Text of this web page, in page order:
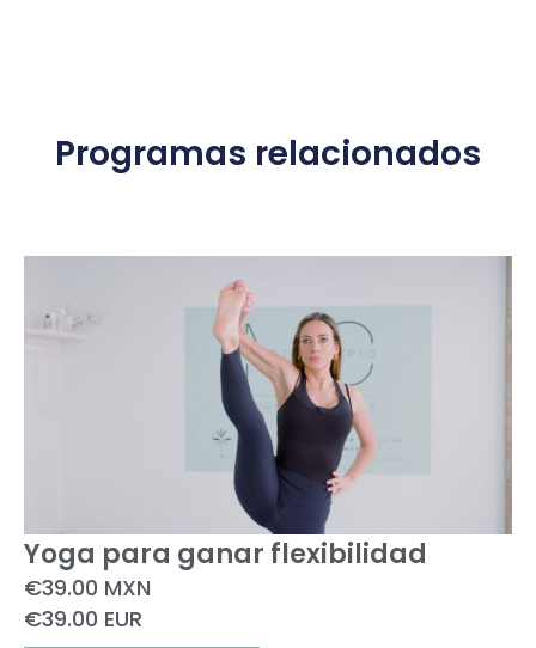
Programas relacionados
Yoga para ganar flexibilidad
€39.00 MXN
€39.00 EUR